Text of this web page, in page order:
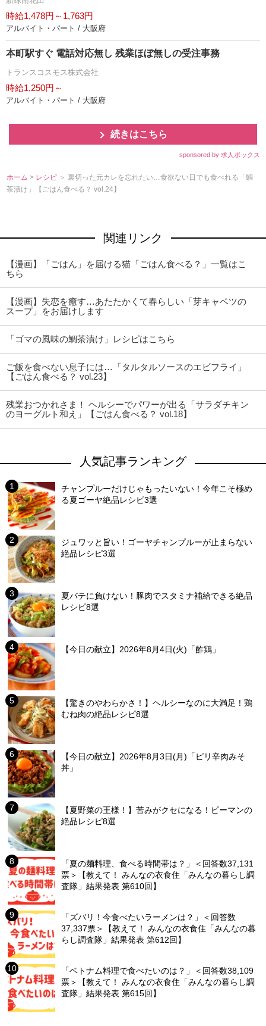
時給1,478円～1,763円
アルバイト・パート / 大阪府
本町駅すぐ 電話対応無し 残業ほぼ無しの受注事務
トランスコスモス株式会社
時給1,250円～
アルバイト・パート / 大阪府
続きはこちら
sponsored by 求人ボックス
ホーム > レシピ ＞ 裏切った元カレを忘れたい…食欲ない日でも食べれる「鯛
茶漬け」【ごはん食べる？ vol.24】
関連リンク
【漫画】「ごはん」を届ける猫「ごはん食べる？」一覧はこ
ちら
【漫画】失恋を癒す…あたたかくて春らしい「芽キャベツの
スープ」をお届けします
「ゴマの風味の鯛茶漬け」レシピはこちら
ご飯を食べない息子には…「タルタルソースのエビフライ」
【ごはん食べる？ vol.23】
残業おつかれさま！ ヘルシーでパワーが出る「サラダチキン
のヨーグルト和え」【ごはん食べる？ vol.18】
人気記事ランキング
チャンプルーだけじゃもったいない！今年こそ極め
る夏ゴーヤ絶品レシピ3選
ジュワッと旨い！ゴーヤチャンプルーが止まらない
絶品レシピ3選
夏バテに負けない！豚肉でスタミナ補給できる絶品
レシピ8選
【今日の献立】2026年8月4日(火)「酢鶏」
【驚きのやわらかさ！】ヘルシーなのに大満足！鶏
むね肉の絶品レシピ8選
【今日の献立】2026年8月3日(月)「ピリ辛肉みそ
丼」
【夏野菜の王様！】苦みがクセになる！ピーマンの
絶品レシピ8選
「夏の麺料理、食べる時間帯は？」＜回答数37,131
票＞【教えて！ みんなの衣食住「みんなの暮らし調
査隊」結果発表 第610回】
「ズバリ！今食べたいラーメンは？」＜回答数
37,337票＞【教えて！ みんなの衣食住「みんなの暮
らし調査隊」結果発表 第612回】
「ベトナム料理で食べたいのは？」＜回答数38,109
票＞【教えて！ みんなの衣食住「みんなの暮らし調
査隊」結果発表 第615回】